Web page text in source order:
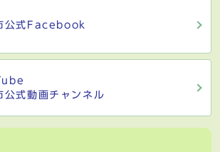
公式Facebook
公式動画チャンネル